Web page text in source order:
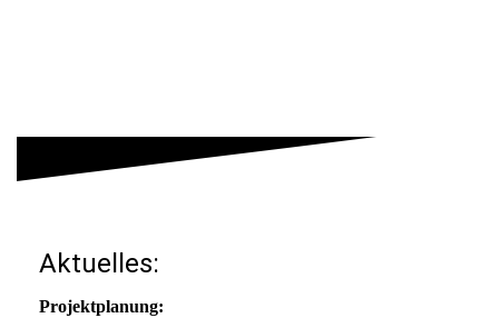
Aktuelles:
Projektplanung: